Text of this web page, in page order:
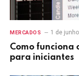
MERCADOS 1 de
Como funciona
para iniciantes